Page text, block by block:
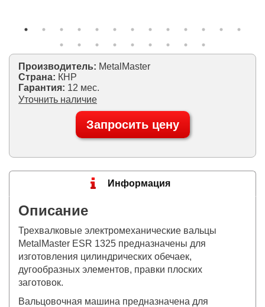
Производитель: MetalMaster
Страна: КНР
Гарантия: 12 мес.
Уточнить наличие
Запросить цену
Информация
Описание
Трехвалковые электромеханические вальцы
MetalMaster ESR 1325 предназначены для
изготовления цилиндрических обечаек,
дугообразных элементов, правки плоских
заготовок.
Вальцовочная машина предназначена для